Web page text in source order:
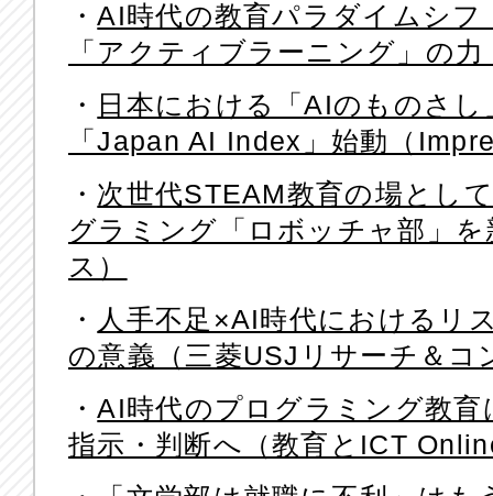
・AI時代の教育パラダイムシ
「アクティブラーニング」の
・ 日本における「AIのものさ
「Japan AI Index」始動（
・ 次世代STEAM教育の場とし
グラミング「ロボッチャ部」
ス）
・ 人手不足×AI時代におけるリ
の意義（三菱USJリサーチ＆コ
・AI時代のプログラミング教
指示・判断へ（教育とICT